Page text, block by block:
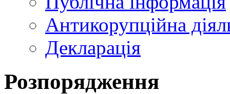
Антикорупційна
Декларація
Розпорядження